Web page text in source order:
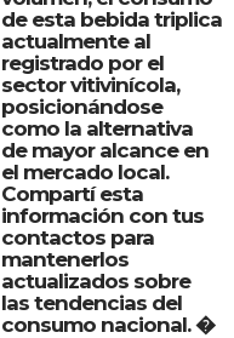
de esta bebida triplica
actualmente al
registrado por el
sector vitivinícola,
posicionándose
como la alternativa
de mayor alcance en
el mercado local.
Compartí esta
información con tus
contactos para
mantenerlos
actualizados sobre
las tendencias del
consumo nacional. �